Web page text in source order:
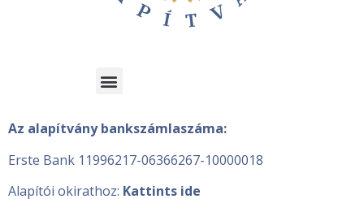
Az alapítvány bankszámlaszáma:
Erste Bank 11996217-06366267-10000018
Alapítói okirathoz: Kattints ide